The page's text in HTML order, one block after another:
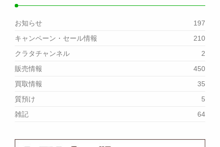
お知らせ
197
キャンペーン・セール情報
210
クラタチャンネル
2
販売情報
450
買取情報
35
質預け
5
雑記
64